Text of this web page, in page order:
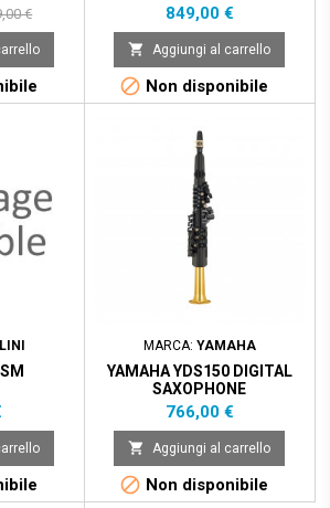
€ Prezzo
849,00 €
 Aggiungi al carrello
 Non disponibile
MARCA: YAMAHA
YAMAHA YDS150 DIGITAL
SAXOPHONE
Prezzo
766,00 €
 Aggiungi al carrello
 Non disponibile